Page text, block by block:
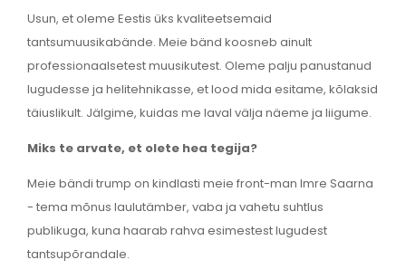
Usun, et oleme Eestis üks kvaliteetsemaid
tantsumuusikabände. Meie bänd koosneb ainult
professionaalsetest muusikutest. Oleme palju panustanud
lugudesse ja helitehnikasse, et lood mida esitame, kõlaksid
täiuslikult. Jälgime, kuidas me laval välja näeme ja liigume.
Miks te arvate, et olete hea tegija?
Meie bändi trump on kindlasti meie front-man Imre Saarna
- tema mõnus laulutämber, vaba ja vahetu suhtlus
publikuga, kuna haarab rahva esimestest lugudest
tantsupõrandale.